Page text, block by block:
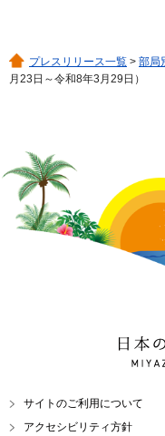
プレスリリース一覧 > 部局
月23日～令和8年3月29日）
日本の
サイトのご利用について
アクセシビリティ方針